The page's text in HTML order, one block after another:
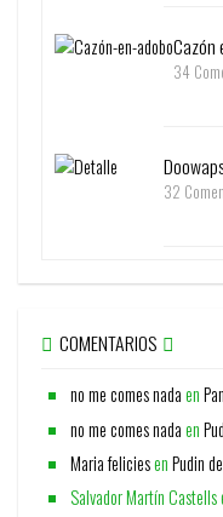
Cazón
34
32
COMENTARIOS
no me comes nadaen
no me comes nadaen
Maria feliciesenPudin
Salvador Martín Castells